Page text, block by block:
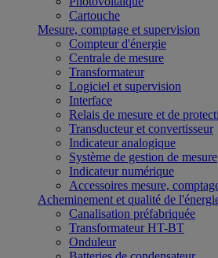
Cartouche
Mesure, comptage et supervision
Compteur d'énergie
Centrale de mesure
Transformateur
Logiciel et supervision
Interface
Relais de mesure et de
Transducteur et convertisseur
Indicateur analogique
Système de gestion de mesure
Indicateur numérique
Accessoires mesure,
Acheminement et qualité de
Canalisation préfabriquée
Transformateur HT-BT
Onduleur